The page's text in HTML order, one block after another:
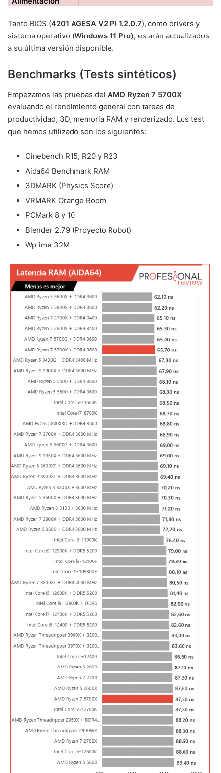
Tanto BIOS (4201 AGESA V2 PI 1.2.0.7), como drivers y
sistema operativo (Windows 11 Pro), estarán actualizados
a su última versión disponible.
Benchmarks (Tests sintéticos)
Empezamos las pruebas del AMD Ryzen 7 5700X
evaluando el rendimiento general con tareas de
productividad, 3D, memoria RAM y renderizado. Los test
que hemos utilizado son los siguientes:
Cinebench R15, R20 y R23
Aida64 Benchmark RAM
3DMARK (Physics Score)
VRMARK Orange Room
PCMark 8 y 10
Blender 2.79 (Proyecto Robot)
Wprime 32M